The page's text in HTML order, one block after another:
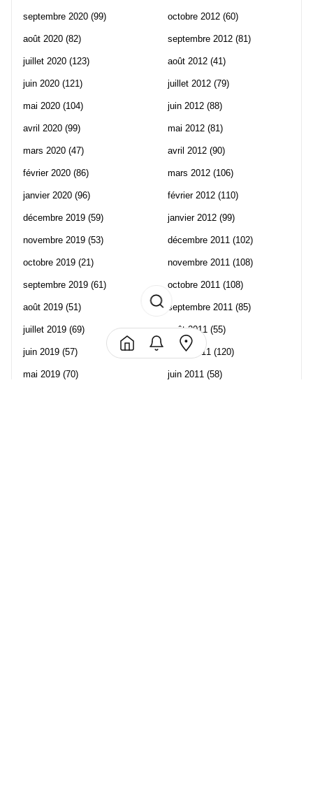
septembre 2020 (99)
août 2020 (82)
juillet 2020 (123)
juin 2020 (121)
mai 2020 (104)
avril 2020 (99)
mars 2020 (47)
février 2020 (86)
janvier 2020 (96)
décembre 2019 (59)
novembre 2019 (53)
octobre 2019 (21)
septembre 2019 (61)
août 2019 (51)
juillet 2019 (69)
juin 2019 (57)
mai 2019 (70)
octobre 2012 (60)
septembre 2012 (81)
août 2012 (41)
juillet 2012 (79)
juin 2012 (88)
mai 2012 (81)
avril 2012 (90)
mars 2012 (106)
février 2012 (110)
janvier 2012 (99)
décembre 2011 (102)
novembre 2011 (108)
octobre 2011 (108)
septembre 2011 (85)
août 2011 (55)
juillet 2011 (120)
juin 2011 (58)